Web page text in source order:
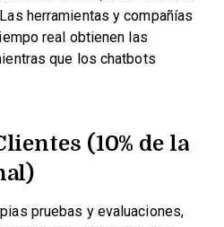
herramientas y compañías
real obtienen las
que los chatbots
(10% de la
pruebas y evaluaciones,